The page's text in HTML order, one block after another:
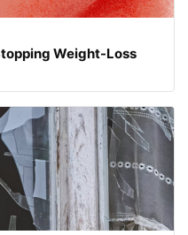
Weight-Loss